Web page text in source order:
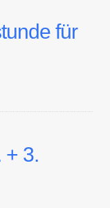
für
+ 3.